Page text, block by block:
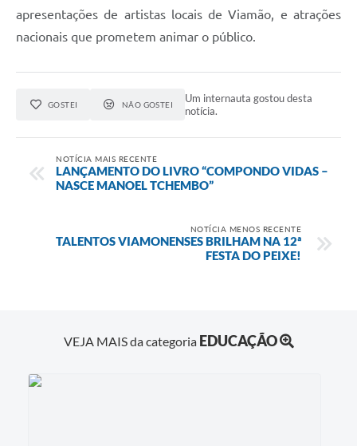
apresentações de artistas locais de Viamão, e atrações
nacionais que prometem animar o público.
GOSTEI NÃO GOSTEI
Um internauta gostou desta
notícia.
NOTÍCIA MAIS RECENTE
LANÇAMENTO DO LIVRO “COMPONDO VIDAS –
NASCE MANOEL TCHEMBO”
NOTÍCIA MENOS RECENTE
TALENTOS VIAMONENSES BRILHAM NA 12ª
FESTA DO PEIXE!
VEJA MAIS da categoria EDUCAÇÃO